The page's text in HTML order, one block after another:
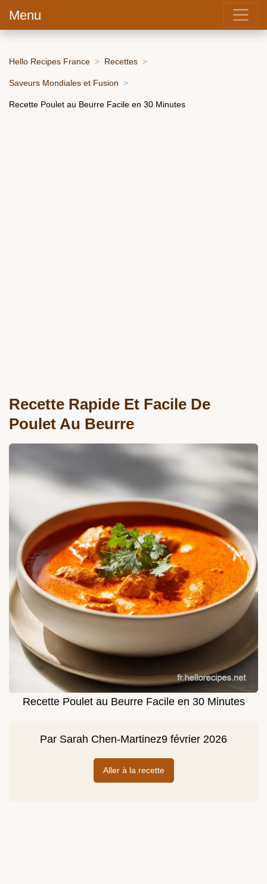
Menu
Hello Recipes France Recettes
Saveurs Mondiales et Fusion
Recette Poulet au Beurre Facile en 30 Minutes
Recette Rapide Et Facile De
Poulet Au Beurre
Recette Poulet au Beurre Facile en 30 Minutes
Par Sarah Chen-Martinez9 février 2026
Aller à la recette